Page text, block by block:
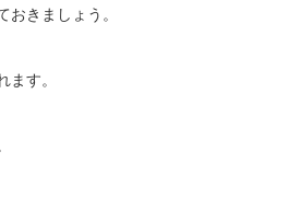
きましょう。
す。